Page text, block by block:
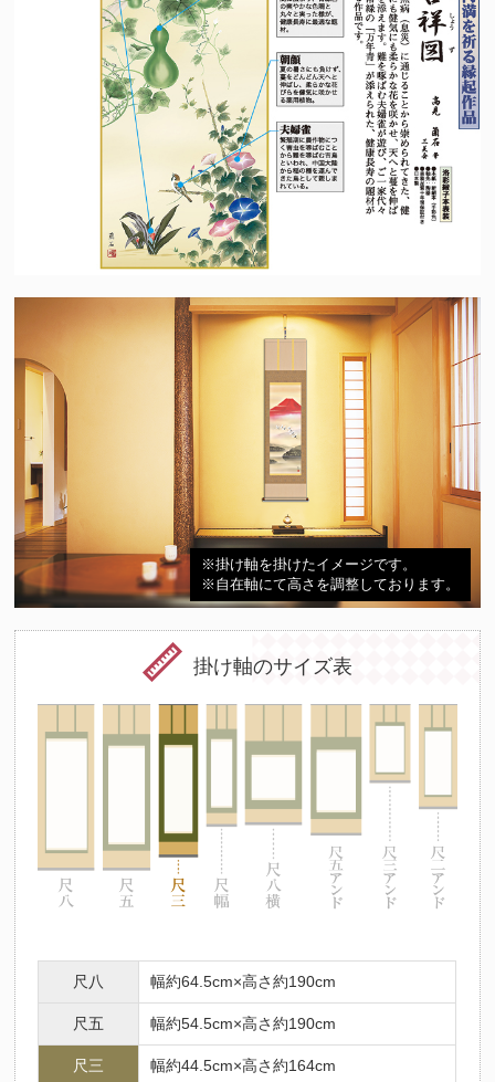
※掛け軸を掛けたイメージです。
※自在軸にて高さを調整しております。
掛け軸のサイズ表
尺八 幅約64.5cm×高さ約190cm
尺五 幅約54.5cm×高さ約190cm
尺三 幅約44.5cm×高さ約164cm